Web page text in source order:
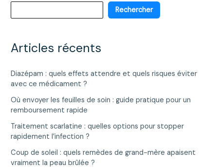
Rechercher
Articles récents
Diazépam : quels effets attendre et quels risques éviter
avec ce médicament ?
Où envoyer les feuilles de soin : guide pratique pour un
remboursement rapide
Traitement scarlatine : quelles options pour stopper
rapidement l’infection ?
Coup de soleil : quels remèdes de grand-mère apaisent
vraiment la peau brûlée ?